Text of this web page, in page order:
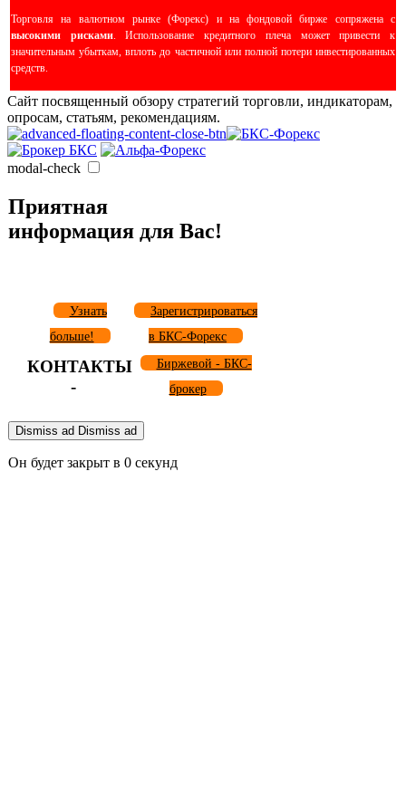
Торговля на валютном рынке (Форекс) и на фондовой бирже сопряжена с
высокими рисками. Использование кредитного плеча может привести к
значительным убыткам, вплоть до частичной или полной потери инвестированных
средств.
Сайт посвященный обзору стратегий торговли, индикаторам,
опросам, статьям, рекомендациям.
modal-check
Приятная
информация для Вас!
Узнать
больше!
Зарегистрироваться
в БКС-Форекс
КОНТАКТЫ
-
Биржевой - БКС-
брокер
Dismiss ad Dismiss ad
Он будет закрыт в 0 секунд